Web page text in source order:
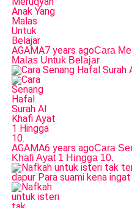
AGAMA7 years agoCara
Malas Untuk Belajar
AGAMA6 years agoCara
Khafi Ayat 1 Hingga 10.